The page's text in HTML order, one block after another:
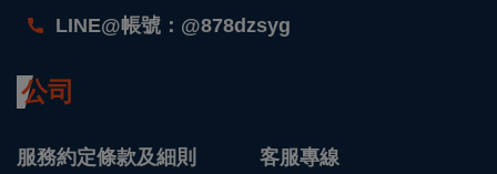
LINE@帳號：@878dzsyg
公司
服務約定條款及細則
客服專線